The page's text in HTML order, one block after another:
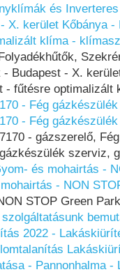
és
X. kerület Kőbánya
klíma -
- Budapest - X.
- fűtésre optimalizált
- Fég
- Fég
- gázszerelő,
szerviz,
és mohairtás -
- NON
STOP Green
2022 -
- Pannonhalma